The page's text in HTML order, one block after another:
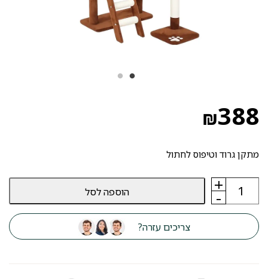
₪388
מתקן גרוד וטיפוס לחתול
-
כמות
מתקן
גרוד
וטיפוס
לחתולים
חרמון
+ הוספה לסל
צריכים עזרה?